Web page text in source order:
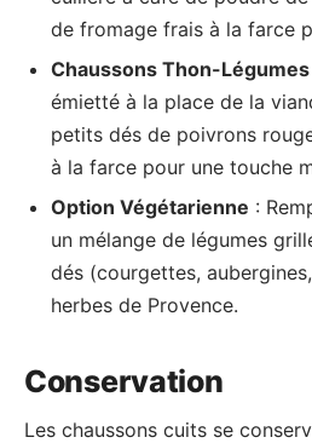
de fromage frais à la farce
Chaussons Thon-Légumes
émietté à la place de la
petits dés de poivrons
à la farce pour une touche
Option Végétarienne :
un mélange de légumes
dés (courgettes,
herbes de Provence.
Conservation
Les chaussons cuits se